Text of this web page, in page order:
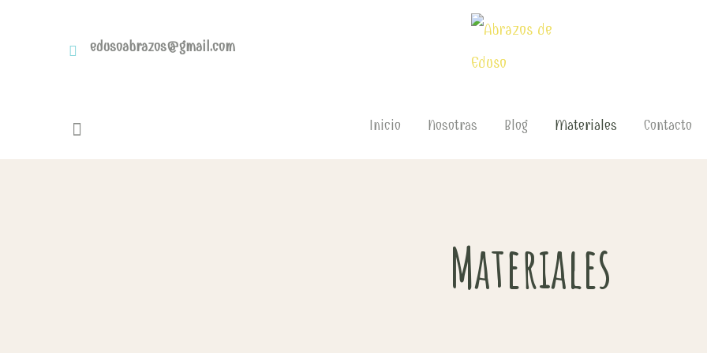
edusoabrazos@gmail.com
Inicio Nosotras Blog Materiales Contacto
Materiales